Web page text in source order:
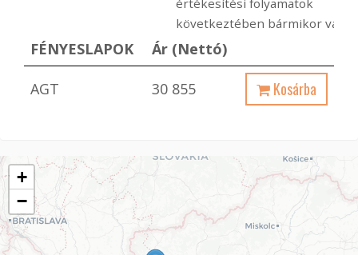
értékesítési folyamatok
következtében bármikor
FÉNYESLAPOK Ár (Nettó)
AGT 30 855 Kosárba
+
−